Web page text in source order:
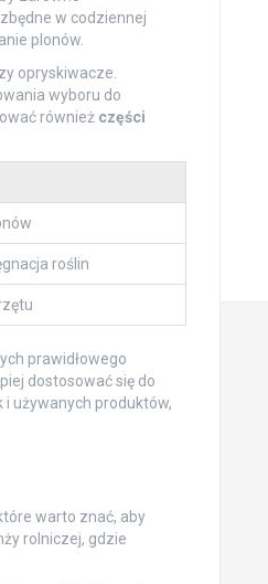
w codziennej
plonów.
opryskiwacze.
wyboru do
również części
roślin
prawidłowego
dostosować się do
używanych produktów,
warto znać, aby
rolniczej, gdzie